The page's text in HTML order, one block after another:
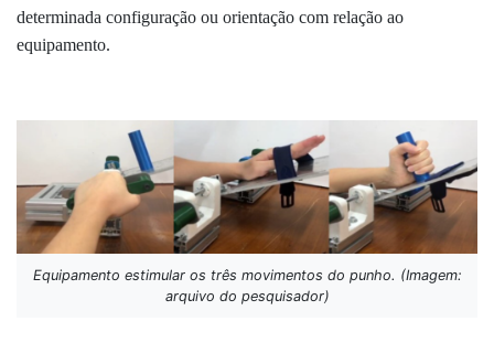
determinada configuração ou orientação com relação ao
equipamento.
Equipamento estimular os três movimentos do punho. (Imagem:
arquivo do pesquisador)